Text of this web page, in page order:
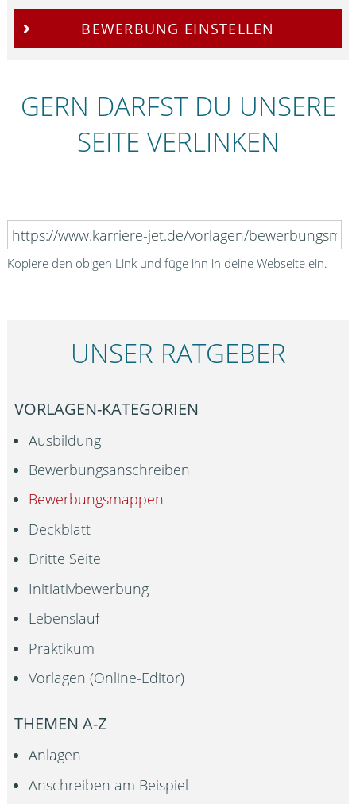
BEWERBUNG EINSTELLEN
GERN DARFST DU UNSERE
SEITE VERLINKEN
Kopiere den obigen Link und füge ihn in deine Webseite ein.
UNSER RATGEBER
VORLAGEN-KATEGORIEN
Ausbildung
Bewerbungsanschreiben
Bewerbungsmappen
Deckblatt
Dritte Seite
Initiativbewerbung
Lebenslauf
Praktikum
Vorlagen (Online-Editor)
THEMEN A-Z
Anlagen
Anschreiben am Beispiel